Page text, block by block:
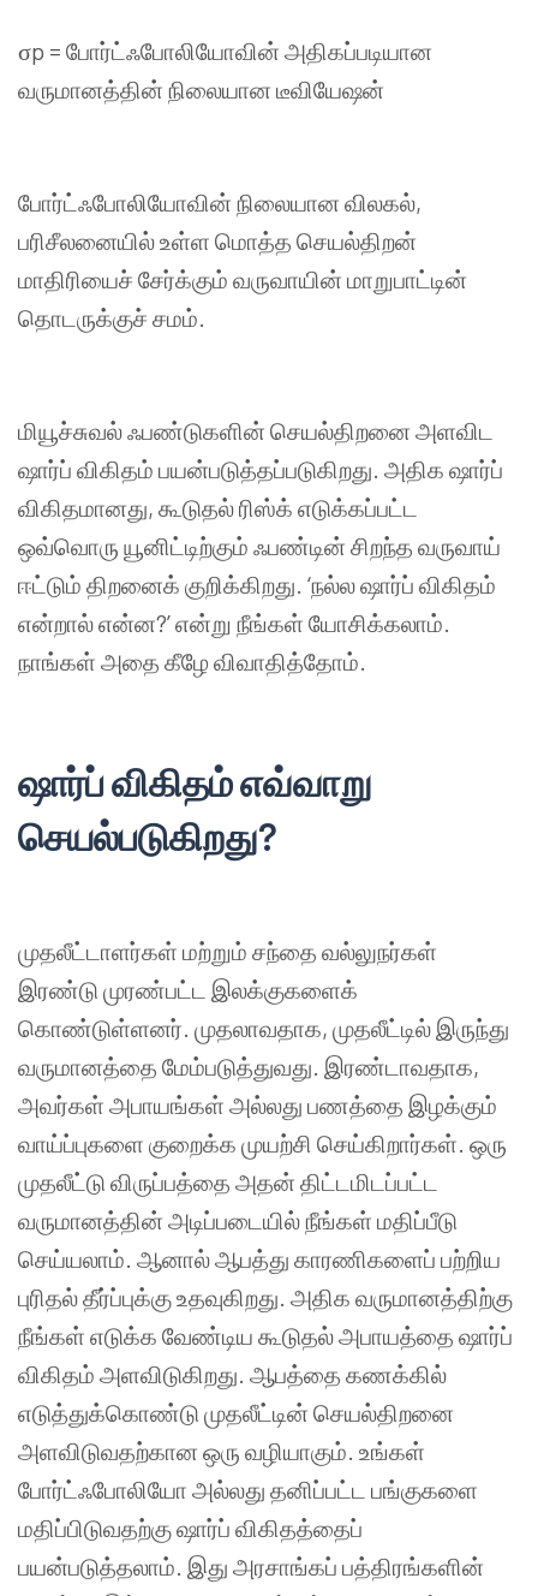
σp = போர்ட்ஃபோலியோவின் அதிகப்படியான
வருமானத்தின் நிலையான டீவியேஷன்
போர்ட்ஃபோலியோவின் நிலையான விலகல்,
பரிசீலனையில்உள்ள மொத்த செயல்திறன்
மாதிரியைச் சேர்க்கும் வருவாயின் மாறுபாட்டின்
தொடருக்குச் சமம்.
மியூச்சுவல்ஃபண்டுகளின் செயல்திறனை அளவிட
ஷார்ப் விகிதம் பயன்படுத்தப்படுகிறது. அதிக ஷார்ப்
விகிதமானது, கூடுதல்ரிஸ்க் எடுக்கப்பட்ட
ஒவ்வொரு யூனிட்டிற்கும் ஃபண்டின் சிறந்த வருவாய்
ஈட்டும் திறனைக் குறிக்கிறது. ‘நல்லஷார்ப் விகிதம்
என்றால்என்ன?’என்று நீங்கள் யோசிக்கலாம்.
நாங்கள் அதை கீழே விவாதித்தோம்.
ஷார்ப்விகிதம்எவ்வாறு
செயல்படுகிறது?
முதலீட்டாளர்கள் மற்றும் சந்தை வல்லுநர்கள்
இரண்டுமுரண்பட்ட
இலக்குகளைக்
கொண்டுள்ளனர். முதலாவதாக, முதலீட்டில் இருந்து
வருமானத்தை மேம்படுத்துவது. இரண்டாவதாக,
அவர்கள் அபாயங்கள் அல்லது பணத்தை இழக்கும்
வாய்ப்புகளை குறைக்க முயற்சி செய்கிறார்கள். ஒரு
முதலீட்டுவிருப்பத்தை அதன் திட்டமிடப்பட்ட
வருமானத்தின் அடிப்படையில்நீங்கள் மதிப்பீடு
செய்யலாம். ஆனால்ஆபத்து காரணிகளைப் பற்றிய
புரிதல்தீர்ப்புக்குஉதவுகிறது. அதிக வருமானத்திற்கு
நீங்கள் எடுக்க வேண்டிய கூடுதல்அபாயத்தை ஷார்ப்
விகிதம் அளவிடுகிறது. ஆபத்தை கணக்கில்
எடுத்துக்கொண்டுமுதலீட்டின் செயல்திறனை
அளவிடுவதற்கான ஒரு வழியாகும். உங்கள்
போர்ட்ஃபோலியோ அல்லது தனிப்பட்ட பங்குகளை
மதிப்பிடுவதற்குஷார்ப் விகிதத்தைப்
பயன்படுத்தலாம். இது அரசாங்கப் பத்திரங்களின்